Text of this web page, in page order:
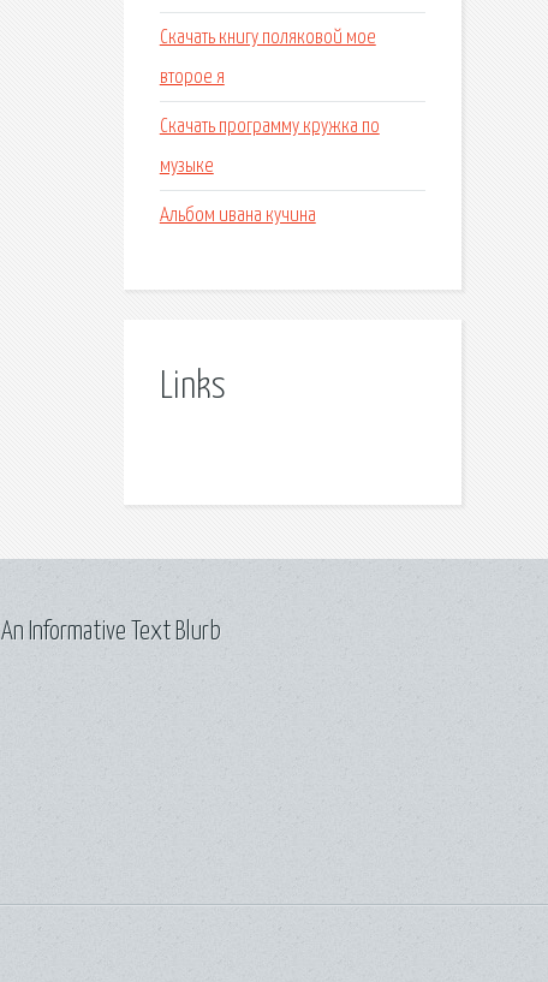
Скачать книгу поляковой мое
второе я
Скачать программу кружка по
музыке
Альбом ивана кучина
Links
An Informative Text Blurb